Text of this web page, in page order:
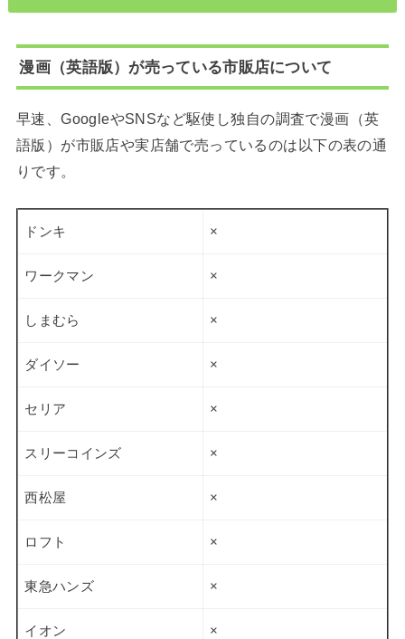
漫画（英語版）が売っている市販店について
早速、GoogleやSNSなど駆使し独自の調査で漫画（英
語版）が市販店や実店舗で売っているのは以下の表の通
りです。
ドンキ ×
ワークマン ×
しまむら ×
ダイソー ×
セリア ×
スリーコインズ ×
西松屋 ×
ロフト ×
東急ハンズ ×
イオン ×